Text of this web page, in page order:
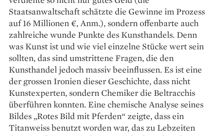
Staatsanwaltschaft schätzte die Gewinne im Prozess
auf 16 Millionen €, Anm.), sondern offenbarte auch
zahlreiche wunde Punkte des Kunsthandels. Denn
was Kunst ist und wie viel einzelne Stücke wert sein
sollten, das sind umstrittene Fragen, die den
Kunsthandel jedoch massiv beeinflussen. Es ist eine
der grossen Ironien ­dieser Geschichte, dass nicht
Kunst­experten, sondern Chemiker die ­Beltracchis
überführen konnten. Eine chemische Analyse seines
Bildes „Rotes Bild mit Pferden“ zeigte, dass ein
Titanweiss benutzt worden war, das zu Lebzeiten